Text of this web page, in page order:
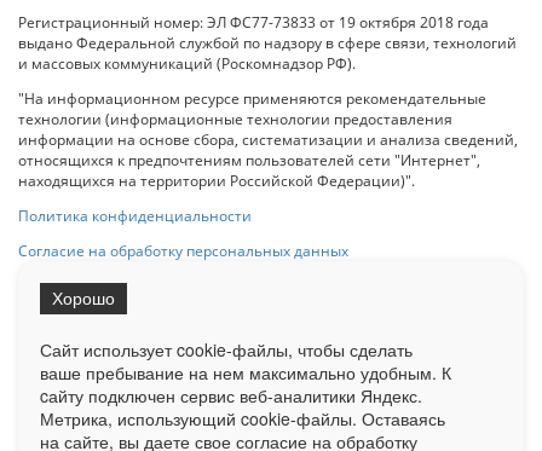
Регистрационный номер: ЭЛ ФС77-73833 от 19 октября 2018 года
выдано Федеральной службой по надзору в сфере связи, технологий
и массовых коммуникаций (Роскомнадзор РФ).
"На информационном ресурсе применяются рекомендательные
технологии (информационные технологии предоставления
информации на основе сбора, систематизации и анализа сведений,
относящихся к предпочтениям пользователей сети "Интернет",
находящихся на территории Российской Федерации)".
Политика конфиденциальности
Согласие на обработку персональных данных
на Сетевое издание «ОрелТаймс» обязательна.
Ограниченная статистика посещаемости доступна на сайте
Liveinternet.ru . Подробная статистика для рекламодателей по запросу
у менеджера.
Сайт использует cookie-файлы, чтобы сделать
ваше пребывание на нем максимально удобным. К
cайту подключен сервис веб-аналитики Яндекс.
Метрика, использующий cookie-файлы. Оставаясь
на сайте, вы даете свое согласие на обработку
Хорошо